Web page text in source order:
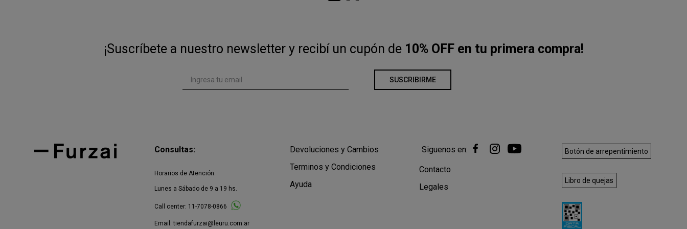
¡Suscríbete a nuestro newsletter y recibí un cupón de 10% OFF en tu primera compra!
SUSCRIBIRME
Consultas:
Horarios de Atención:
Lunes a Sábado de 9 a 19 hs.
Call center: 11-7078-0866
Email:tiendafurzai@leuru.com.ar
Devoluciones y Cambios
Terminos y Condiciones
Ayuda
Siguenos en:
Contacto
Legales
Botón de arrepentimiento
Libro de quejas